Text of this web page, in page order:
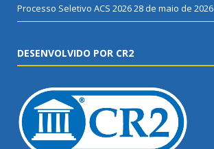
Processo Seletivo ACS 202628 de maio de 2026
DESENVOLVIDO POR CR2